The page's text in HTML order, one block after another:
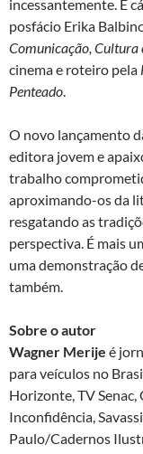
incessantemente. E
posfácio Erika
Comunicação, Cultura
cinema e roteiro pela
Penteado.
O novo lançamento
editora jovem e
trabalho
aproximando-os da
resgatando as
perspectiva. É mais
uma demonstração
também.
Sobre o autor
Wagner Merije é
para veículos no
Horizonte, TV Senac,
Inconfidência,
Paulo/Cadernos